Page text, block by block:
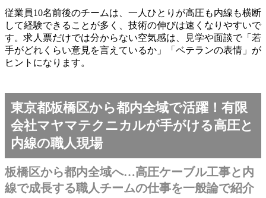
従業員10名前後のチームは、一人ひとりが高圧も内線も横断
して経験できることが多く、技術の伸びは速くなりやすいで
す。求人票だけでは分からない空気感は、見学や面談で「若
手がどれくらい意見を言えているか」「ベテランの表情」が
ヒントになります。
東京都板橋区から都内全域で活躍！有限
会社マヤマテクニカルが手がける高圧と
内線の職人現場
板橋区から都内全域へ…高圧ケーブル工事と内
線で成長する職人チームの仕事を一般論で紹介